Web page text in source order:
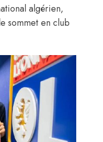
algérien,
sommet en club